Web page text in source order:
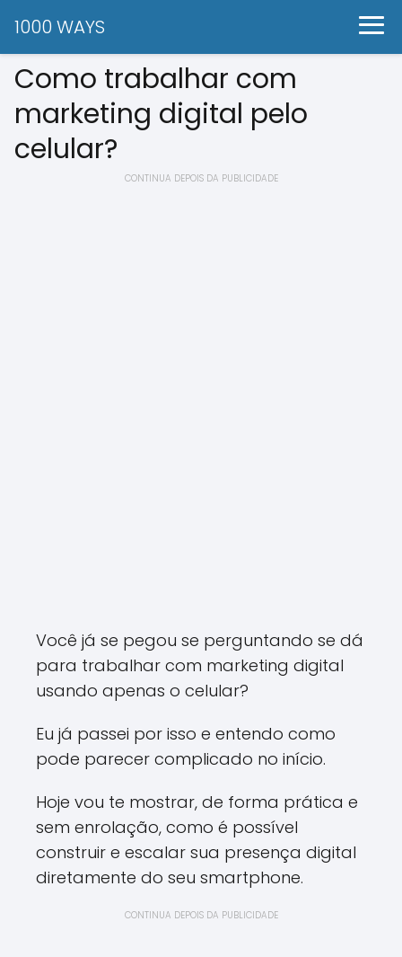
1000 WAYS
Como trabalhar com
marketing digital pelo
celular?
CONTINUA DEPOIS DA PUBLICIDADE
Você já se pegou se perguntando se dá
para trabalhar com marketing digital
usando apenas o celular?
Eu já passei por isso e entendo como
pode parecer complicado no início.
Hoje vou te mostrar, de forma prática e
sem enrolação, como é possível
construir e escalar sua presença digital
diretamente do seu smartphone.
CONTINUA DEPOIS DA PUBLICIDADE